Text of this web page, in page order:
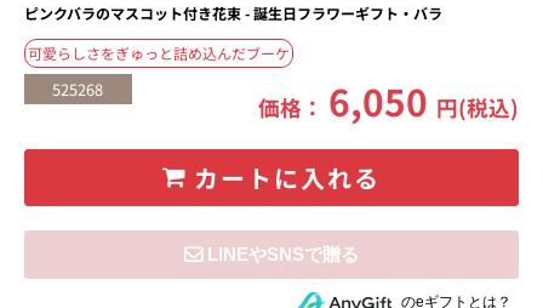
ピンクバラのマスコット付き花束 - 誕生日フラワーギフト・バラ
可愛らしさをぎゅっと詰め込んだブーケ
525268
価格： 6,050 円(税込)
カートに入れる
住所を知らない相手にeギフトで贈るのeギフトとは？